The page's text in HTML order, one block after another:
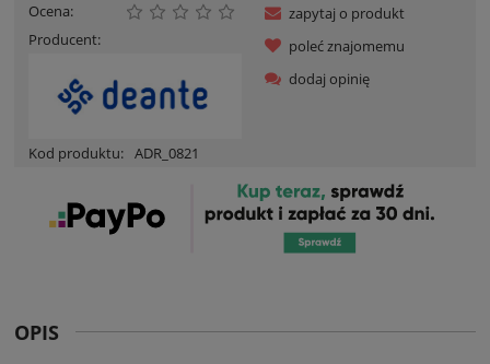
Ocena:
Producent:
Kod produktu: ADR_0821
zapytaj o produkt
poleć znajomemu
dodaj opinię
OPIS